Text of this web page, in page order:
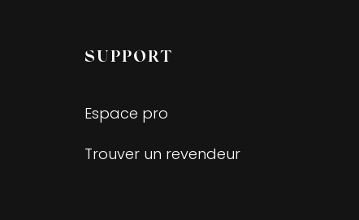
SUPPORT
Espace pro
Trouver un revendeur